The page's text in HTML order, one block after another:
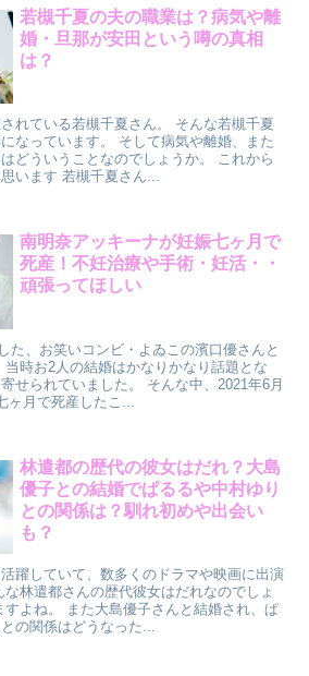
若槻千夏の夫の職業は？病気や離
婚・旦那が安田という噂の真相
は？
れている若槻千夏さん。 そんな若槻千夏
なっています。 そして病気や離婚、また
どういうことなのでしょうか。 これから
います 若槻千夏さん...
南明奈アッキーナが妊娠七ヶ月で
死産！不妊治療や手術・妊活・・
頑張ってほしい
た、お笑いコンビ・よゐこの濱口優さんと
時お2人の結婚はかなりかなり話題とな
せられていました。 そんな中、2021年6月
月で死産したこ...
林遣都の歴代の彼女はだれ？大島
優子との結婚でぱるるや中村ゆり
との関係は？馴れ初めや出会い
も？
躍していて、数多くのドラマや映画に出演
林遣都さんの歴代彼女はだれなのでしょ
すよね。 また大島優子さんと結婚され、ぱ
の関係はどうなった...